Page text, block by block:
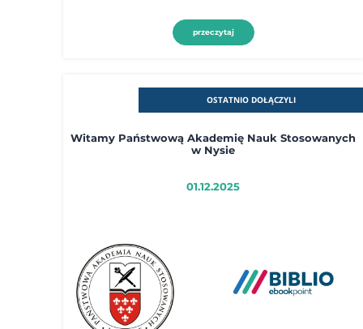
przeczytaj
OSTATNIO DOŁĄCZYLI
Witamy Państwową Akademię Nauk Stosowanych
w Nysie
01.12.2025